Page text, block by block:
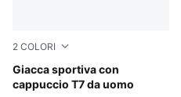
2 COLORI
Giacca sportiva con
cappuccio T7 da uomo
Birch